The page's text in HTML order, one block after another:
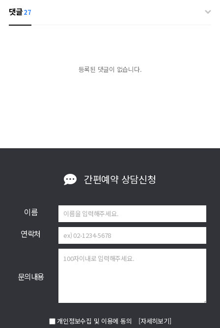
댓글27
등록된 댓글이 없습니다.
간편예약상담신청
이름
연락처
문의내용
개인정보수집 및 이용에 동의 [자세히보기]